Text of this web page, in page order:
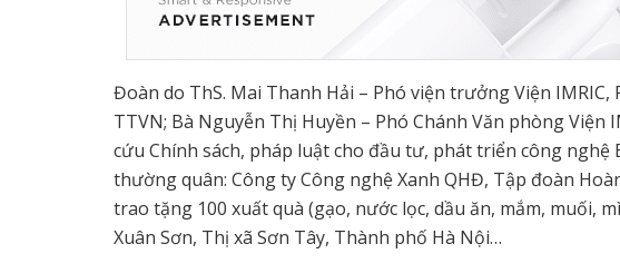
Đoàn do ThS. Mai Thanh Hải – Phó viện trưởng Viện
TTVN; Bà Nguyễn Thị Huyền – Phó Chánh Văn phòng Viện
cứu Chính sách, pháp luật cho đầu tư, phát triển công nghệ
thường quân: Công ty Công nghệ Xanh QHĐ, Tập đoàn
trao tặng 100 xuất quà (gạo, nước lọc, dầu ăn, mắm, muối,
Xuân Sơn, Thị xã Sơn Tây, Thành phố Hà Nội…